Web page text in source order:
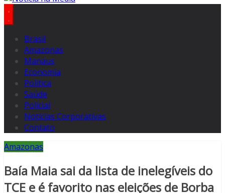
Brasil
Amazonas
Manaus
Economia
Politica
Saúde
Policial
Notícias Corporativas
Contato
Amazonas
Baía Maia sai da lista de inelegíveis do
TCE e é favorito nas eleições de Borba